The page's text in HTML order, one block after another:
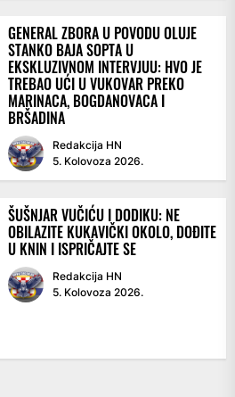
GENERAL ZBORA U POVODU OLUJE
STANKO BAJA SOPTA U
EKSKLUZIVNOM INTERVJUU: HVO JE
TREBAO UĆI U VUKOVAR PREKO
MARINACA, BOGDANOVACA I
BRŠADINA
Redakcija HN
5. Kolovoza 2026.
ŠUŠNJAR VUČIĆU I DODIKU: NE
OBILAZITE KUKAVIČKI OKOLO, DOĐITE
U KNIN I ISPRIČAJTE SE
Redakcija HN
5. Kolovoza 2026.